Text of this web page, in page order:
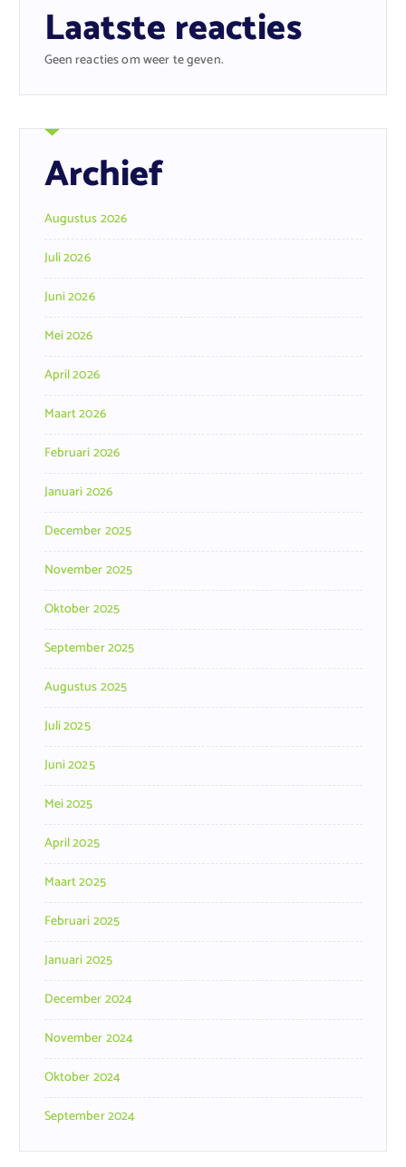
Laatste reacties
Geen reacties om weer te geven.
Archief
Augustus 2026
Juli 2026
Juni 2026
Mei 2026
April 2026
Maart 2026
Februari 2026
Januari 2026
December 2025
November 2025
Oktober 2025
September 2025
Augustus 2025
Juli 2025
Juni 2025
Mei 2025
April 2025
Maart 2025
Februari 2025
Januari 2025
December 2024
November 2024
Oktober 2024
September 2024